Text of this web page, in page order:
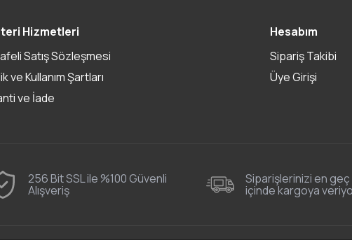
Hizmetleri
Satış Sözleşmesi
ve Kullanım Şartları
ve İade
Hesabım
Sipariş Takibi
Üye Girişi
256 Bit SSL ile %100 Güvenli
Alışveriş
Siparişlerinizi en geç
içinde kargoya